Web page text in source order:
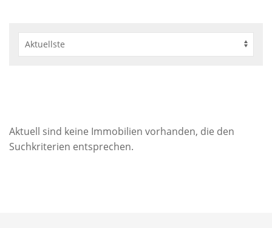
Aktuell sind keine Immobilien vorhanden, die den
Suchkriterien entsprechen.